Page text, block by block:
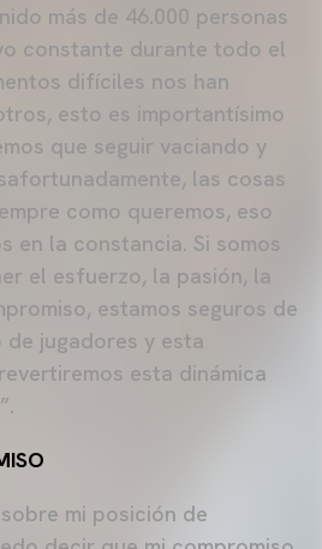
más de 46.000 personas
constante durante todo el
difíciles nos han
esto es importantísimo
que seguir vaciando y
las cosas
como queremos, eso
en la constancia. Si somos
el esfuerzo, la pasión, la
estamos seguros de
jugadores y esta
esta dinámica
mi posición de